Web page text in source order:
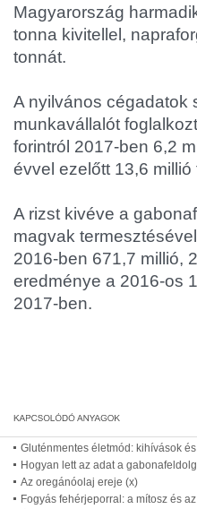
Magyarország
tonna kivitellel,
tonnát.
A nyilvános cégadatok
munkavállalót
forintról 2017-ben 6,2
évvel ezelőtt 13,6
A rizst kivéve a
magvak
2016-ben 671,7 millió,
eredménye a 2016-os
2017-ben.
Gluténmentes életmód: kihívások
Hogyan lett az adat a
Az oregánóolaj ereje (x)
Fogyás fehérjeporral: a mítosz és